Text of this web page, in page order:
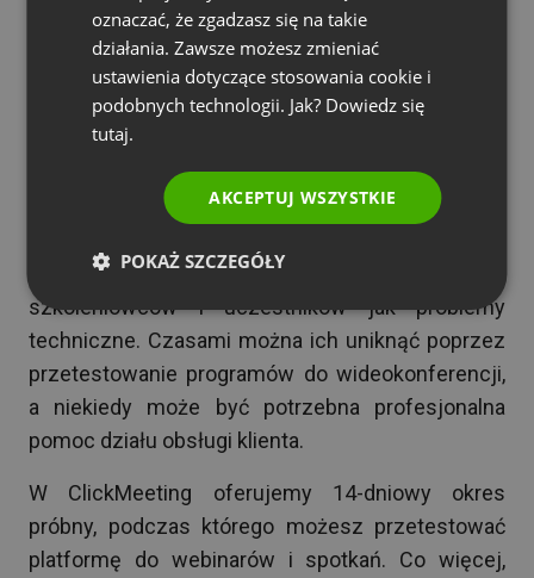
w cyfrowym świecie.
Zapoznaj się z narzędziem do
prowadzenia szkoleń przed
spotkaniem
rzeczowe wideokonferencje. Nic tak nie rozstraja
szkoleniowców i uczestników jak problemy
techniczne. Czasami można ich uniknąć poprzez
przetestowanie programów do wideokonferencji,
a niekiedy może być potrzebna profesjonalna
pomoc działu obsługi klienta.
W ClickMeeting oferujemy 14-dniowy okres
próbny, podczas którego możesz przetestować
platformę do webinarów i spotkań. Co więcej,
ITALIAN
oznaczać, że zgadzasz się na takie
działania. Zawsze możesz zmieniać
ustawienia dotyczące stosowania cookie i
podobnych technologii. Jak? Dowiedz się
tutaj.
AKCEPTUJ WSZYSTKIE
POKAŻ SZCZEGÓŁY